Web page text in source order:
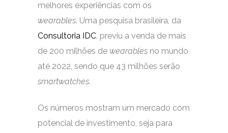
melhores experiências com os
wearables. Uma pesquisa brasileira, da
Consultoria IDC, previu a venda de mais
de 200 milhões de wearables no mundo
até 2022, sendo que 43 milhões serão
smartwatches.
Os números mostram um mercado com
potencial de investimento, seja para